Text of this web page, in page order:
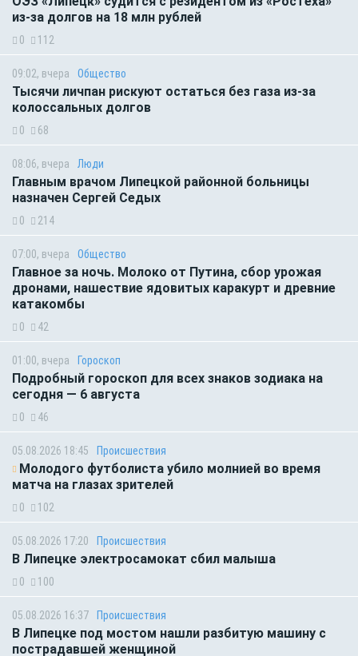
из-за долгов на 18 млн рублей
0 112
09:02, вчера Общество
Тысячи личпан рискуют остаться без газа из-за
колоссальных долгов
0 68
08:06, вчера Люди
Главным врачом Липецкой районной больницы
назначен Сергей Седых
0 214
07:00, вчера Общество
Главное за ночь. Молоко от Путина, сбор урожая
дронами, нашествие ядовитых каракурт и древние
катакомбы
0 42
01:00, вчера Гороскоп
Подробный гороскоп для всех знаков зодиака на
сегодня — 6 августа
0 46
05.08.2026 18:45 Происшествия
Молодого футболиста убило молнией во время
матча на глазах зрителей
0 102
05.08.2026 17:20 Происшествия
В Липецке электросамокат сбил малыша
0 100
05.08.2026 16:37 Происшествия
В Липецке под мостом нашли разбитую машину с
пострадавшей женщиной